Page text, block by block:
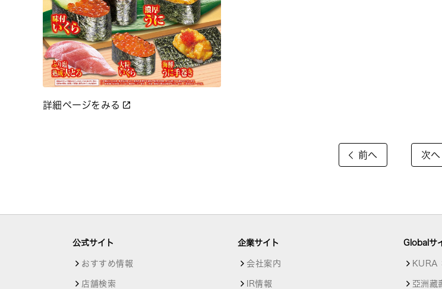
詳細ページをみる
前へ 次へ
公式サイト
おすすめ情報
店舗検索
企業サイト
会社案内
IR情報
Globalサ
KURA
亞洲藏